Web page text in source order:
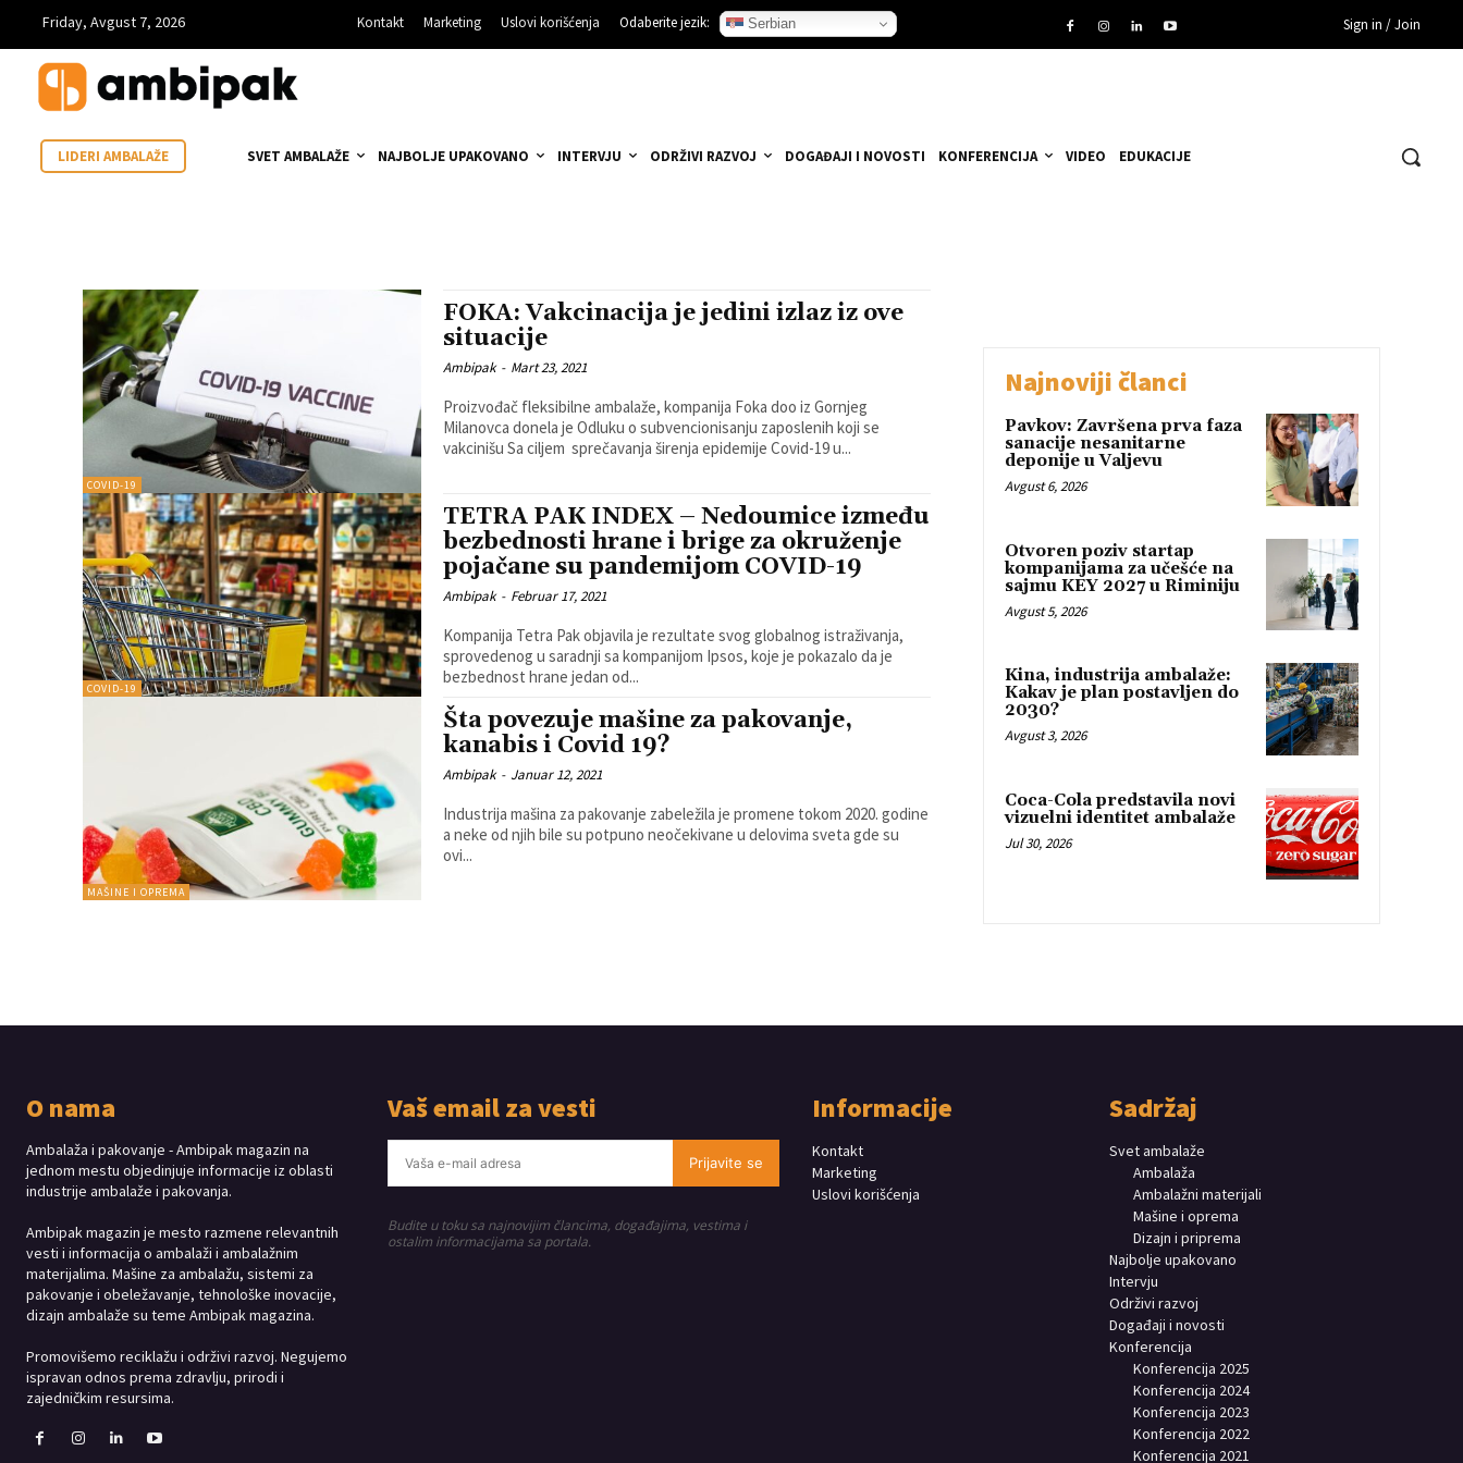
Friday, Avgust 7, 2026 Kontakt Marketing Uslovi korišćenja Odaberite jezik: Serbian Sign in / Join
LIDERI AMBALAŽE SVET AMBALAŽE NAJBOLJE UPAKOVANO INTERVJU ODRŽIVI RAZVOJ DOGAĐAJI I NOVOSTI KONFERENCIJA VIDEO EDUKACIJE
COVID-19
FOKA: Vakcinacija je jedini izlaz iz ove
situacije
Ambipak - Mart 23, 2021
Proizvođač fleksibilne ambalaže, kompanija Foka doo iz Gornjeg
Milanovca donela je Odluku o subvencionisanju zaposlenih koji se
vakcinišu Sa ciljem sprečavanja širenja epidemije Covid-19 u...
COVID-19
TETRA PAK INDEX – Nedoumice između
bezbednosti hrane i brige za okruženje
pojačane su pandemijom COVID-19
Ambipak - Februar 17, 2021
Kompanija Tetra Pak objavila je rezultate svog globalnog istraživanja,
sprovedenog u saradnji sa kompanijom Ipsos, koje je pokazalo da je
bezbednost hrane jedan od...
MAŠINE I OPREMA
Šta povezuje mašine za pakovanje,
kanabis i Covid 19?
Ambipak - Januar 12, 2021
Industrija mašina za pakovanje zabeležila je promene tokom 2020. godine
a neke od njih bile su potpuno neočekivane u delovima sveta gde su
ovi...
Najnoviji članci
Pavkov: Završena prva faza
sanacije nesanitarne
deponije u Valjevu
Avgust 6, 2026
Otvoren poziv startap
kompanijama za učešće na
sajmu KEY 2027 u Riminiju
Avgust 5, 2026
Kina, industrija ambalaže:
Kakav je plan postavljen do
2030?
Avgust 3, 2026
Coca-Cola predstavila novi
vizuelni identitet ambalaže
Jul 30, 2026
O nama
Ambalaža i pakovanje - Ambipak magazin na
jednom mestu objedinjuje informacije iz oblasti
industrije ambalaže i pakovanja.
Ambipak magazin je mesto razmene relevantnih
vesti i informacija o ambalaži i ambalažnim
materijalima. Mašine za ambalažu, sistemi za
pakovanje i obeležavanje, tehnološke inovacije,
dizajn ambalaže su teme Ambipak magazina.
Promovišemo reciklažu i održivi razvoj. Negujemo
ispravan odnos prema zdravlju, prirodi i
zajedničkim resursima.
Vaš email za vesti
Prijavite se
Budite u toku sa najnovijim člancima, događajima, vestima i
ostalim informacijama sa portala.
Informacije
Kontakt
Marketing
Uslovi korišćenja
Sadržaj
Svet ambalaže
Ambalaža
Ambalažni materijali
Mašine i oprema
Dizajn i priprema
Najbolje upakovano
Intervju
Održivi razvoj
Događaji i novosti
Konferencija
Konferencija 2025
Konferencija 2024
Konferencija 2023
Konferencija 2022
Konferencija 2021